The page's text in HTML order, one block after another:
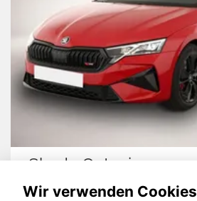
Skoda Octavia
Wir verwenden Cookies